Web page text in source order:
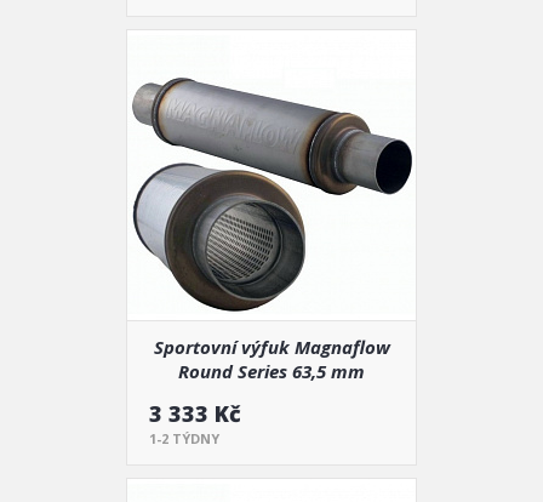
Sportovní výfuk Magnaflow
Round Series 63,5 mm
3 333 Kč
1-2 TÝDNY